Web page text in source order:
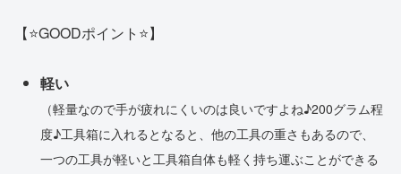
【⭐️GOODポイント⭐️】
軽い
（軽量なので手が疲れにくいのは良いですよね♪200グラム程
度♪工具箱に入れるとなると、他の工具の重さもあるので、
一つの工具が軽いと工具箱自体も軽く持ち運ぶことができる